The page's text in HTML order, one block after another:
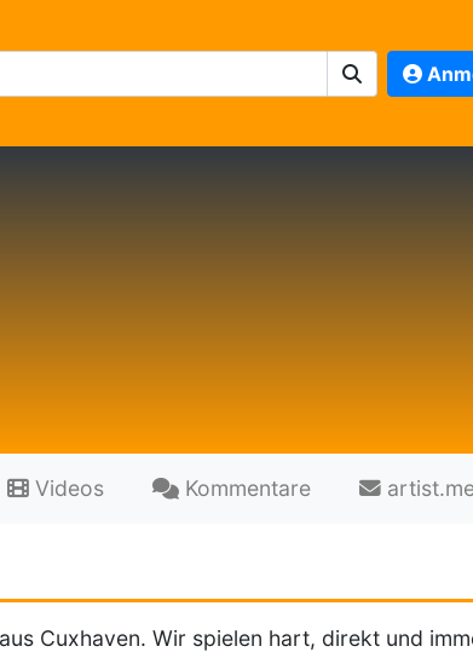
Videos Kommentare
Cuxhaven. Wir spielen hart, direkt und